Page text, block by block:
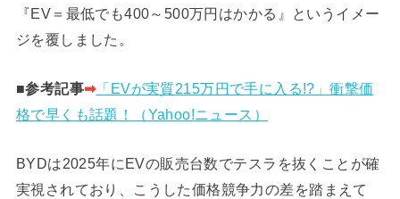
『EV＝最低でも400～500万円はかかる』というイメー
ジを覆しました。
■参考記事➡︎「EVが実質215万円で手に入る!?」衝撃価
格で早くも話題！（Yahoo!ニュース）
BYDは2025年にEVの販売台数でテスラを抜くことが確
実視されており、こうした価格競争力の差を踏まえて